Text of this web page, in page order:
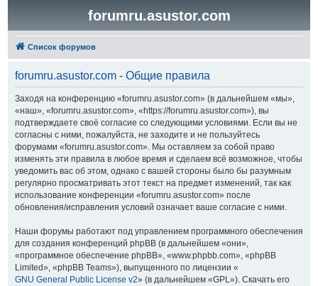
forumru.asustor.com
Список форумов
forumru.asustor.com - Общие правила
Заходя на конференцию «forumru.asustor.com» (в дальнейшем «мы»,
«наш», «forumru.asustor.com», «https://forumru.asustor.com»), вы
подтверждаете своё согласие со следующими условиями. Если вы не
согласны с ними, пожалуйста, не заходите и не пользуйтесь
форумами «forumru.asustor.com». Мы оставляем за собой право
изменять эти правила в любое время и сделаем всё возможное, чтобы
уведомить вас об этом, однако с вашей стороны было бы разумным
регулярно просматривать этот текст на предмет изменений, так как
использование конференции «forumru.asustor.com» после
обновления/исправления условий означает ваше согласие с ними.
Наши форумы работают под управлением программного обеспечения
для создания конференций phpBB (в дальнейшем «они»,
«программное обеспечение phpBB», «www.phpbb.com», «phpBB
Limited», «phpBB Teams»), выпущенного по лицензии «
GNU General Public License v2» (в дальнейшем «GPL»). Скачать его